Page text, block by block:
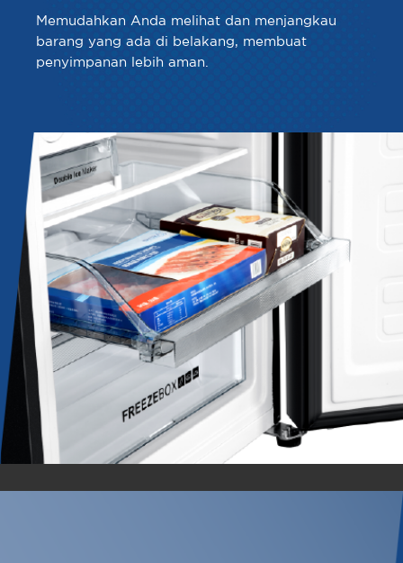
Memudahkan Anda melihat dan menjangkau
barang yang ada di belakang, membuat
penyimpanan lebih aman.